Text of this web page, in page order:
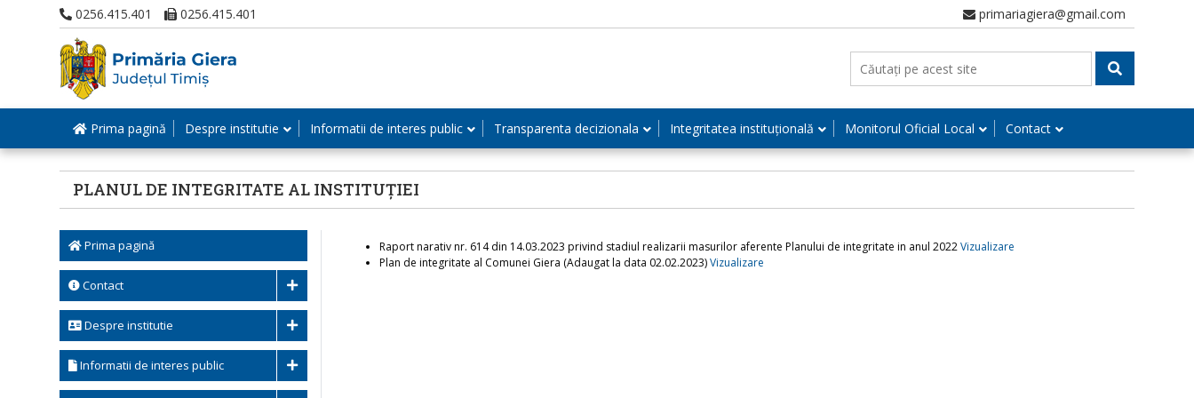
0256.415.401 0256.415.401 primariagiera@gmail.com
Prima pagină Despre institutie Informatii de interes public Transparenta decizionala Integritatea instituțională Monitorul Oficial Local Contact
PLANUL DE INTEGRITATE AL INSTITUȚIEI
Prima pagină
Contact
Despre institutie
Informatii de interes public
Raport narativ nr. 614 din 14.03.2023 privind stadiul realizarii masurilor aferente Planului de integritate in anul 2022Vizualizare
Plan de integritate al Comunei Giera (Adaugat la data 02.02.2023)Vizualizare